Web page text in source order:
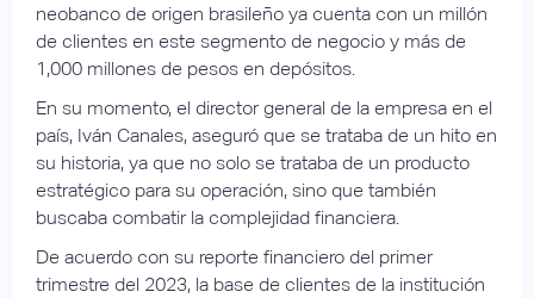
neobanco de origen brasileño ya cuenta con un millón
de clientes en este segmento de negocio y más de
1,000 millones de pesos en depósitos.
En su momento, el director general de la empresa en el
país, Iván Canales, aseguró que se trataba de un hito en
su historia, ya que no solo se trataba de un producto
estratégico para su operación, sino que también
buscaba combatir la complejidad financiera.
De acuerdo con su reporte financiero del primer
trimestre del 2023, la base de clientes de la institución